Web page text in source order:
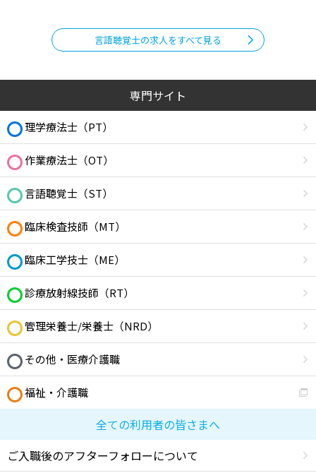
言語聴覚士の求人をすべて見る
専門サイト
理学療法士（PT）
作業療法士（OT）
言語聴覚士（ST）
臨床検査技師（MT）
臨床工学技士（ME）
診療放射線技師（RT）
管理栄養士/栄養士（NRD）
その他・医療介護職
福祉・介護職
全ての利用者の皆さまへ
ご入職後のアフターフォローについて